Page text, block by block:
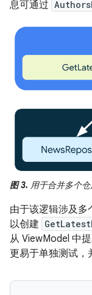
息可通过
图 3. 用于合并多个仓
由于该逻辑涉及多
以创建
从 ViewModel 中
更易于单独测试，